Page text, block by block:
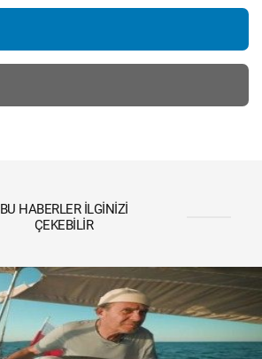
BU HABERLER İLGINIZI
ÇEKEBILIR